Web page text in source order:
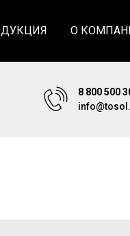
О
8 800 500